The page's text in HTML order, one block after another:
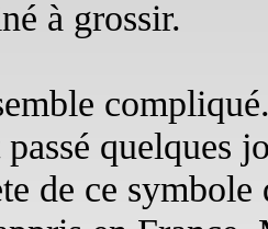
à grossir.
quelques
de ce